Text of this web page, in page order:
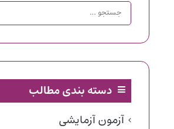
دسته بندی مطالب
آزمون آزمایشی